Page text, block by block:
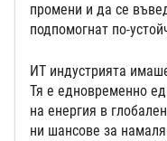
промени и да се
подпомогнат по-
ИТ индустрията
Тя е едновременно
на енергия в
ни шансове за